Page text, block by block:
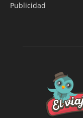
Publicidad